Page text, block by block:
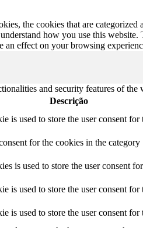
the cookies that are categorized
how you use this
an effect on your browsing
and security features of the
Descrição
is used to store the user consent
for the cookies in the
is used to store the user consent
used to store the user consent
used to store the user consent